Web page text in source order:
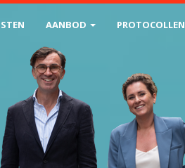
AANBOD PROTOCOLLEN